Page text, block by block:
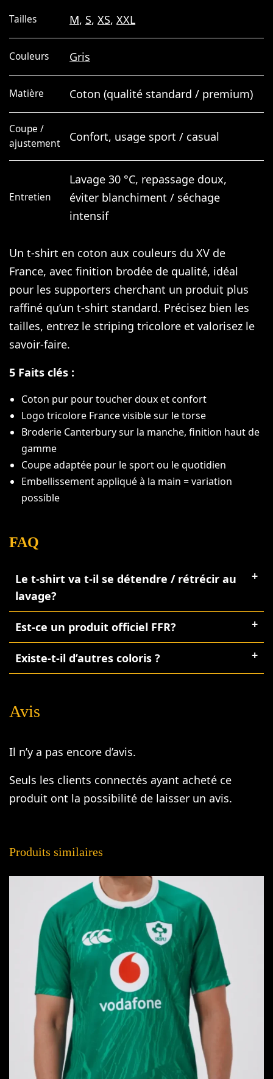
Tailles M, S,XS,XXL
Couleurs Gris
Matière Coton (qualité standard / premium)
Coupe /
ajustement
Confort, usage sport / casual
Entretien
Lavage 30 °C, repassage doux,
éviter blanchiment / séchage
intensif
Un t-shirt en coton aux couleurs du XV de
France, avec finition brodée de qualité, idéal
pour les supporters cherchant un produit plus
raffiné qu’un t-shirt standard. Précisez bien les
tailles, entrez le striping tricolore et valorisez le
savoir-faire.
5 Faits clés :
Coton pur pour toucher doux et confort
Logo tricolore France visible sur le torse
Broderie Canterbury sur la manche, finition haut de
gamme
Coupe adaptée pour le sport ou le quotidien
Embellissement appliqué à la main = variation
possible
FAQ
Le t-shirt va t-il se détendre / rétrécir au
lavage?
Est-ce un produit officiel FFR?
Existe-t-il d’autres coloris ?
Avis
Il n’y a pas encore d’avis.
Seuls les clients connectés ayant acheté ce
produit ont la possibilité de laisser un avis.
Produits similaires